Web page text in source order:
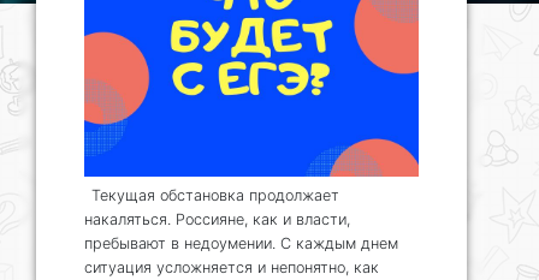
Текущая обстановка продолжает
накаляться. Россияне, как и власти,
пребывают в недоумении. С каждым днем
ситуация усложняется и непонятно, как